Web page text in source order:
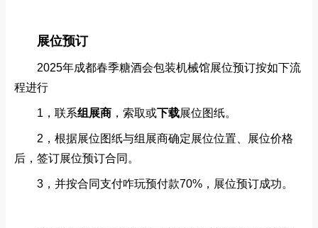
展位预订
2025年成都春季糖酒会包装机械馆展位预订按如下流
程进行
1，联系组展商 ‍，索取或下载展位图纸。
2，根据展位图纸与组展商确定展位位置、展位价格
后，签订展位预订合同。
3， 并按合同支付咋玩预付款70%，展位预订成功。